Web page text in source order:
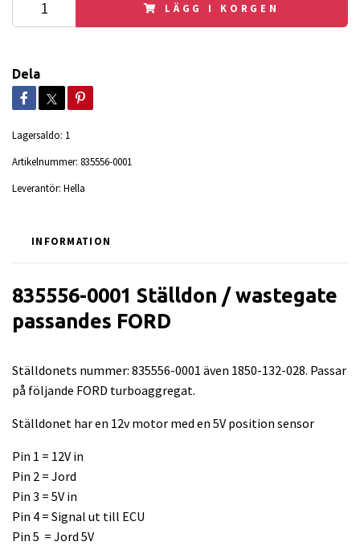
LÄGG I KORGEN
Dela
Lagersaldo: 1
Artikelnummer: 835556-0001
Leverantör: Hella
INFORMATION
835556-0001 Ställdon / wastegate
passandes FORD
Ställdonets nummer: 835556-0001 även 1850-132-028. Passar
på följande FORD turboaggregat.
Ställdonet har en 12v motor med en 5V position sensor
Pin 1 = 12V in
Pin 2 = Jord
Pin 3 = 5V in
Pin 4 = Signal ut till ECU
Pin 5 = Jord 5V